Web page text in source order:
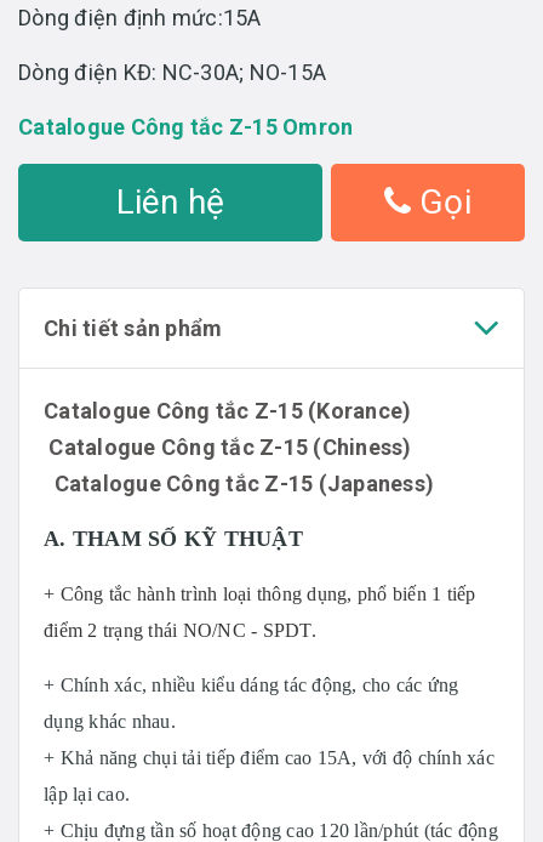
Dòng điện định mức:15A
Dòng điện KĐ: NC-30A; NO-15A
Catalogue Công tắc Z-15 Omron
Liên hệ Gọi
Chi tiết sản phẩm
Catalogue Công tắc Z-15 (Korance)
Catalogue Công tắc Z-15 (Chiness)
Catalogue Công tắc Z-15 (Japaness)
A. THAM SỐ KỸ THUẬT
+ Công tắc hành trình loại thông dụng, phổ biến 1 tiếp
điểm 2 trạng thái NO/NC - SPDT.
+ Chính xác, nhiều kiểu dáng tác động, cho các ứng
dụng khác nhau.
+ Khả năng chụi tải tiếp điểm cao 15A, với độ chính xác
lập lại cao.
+ Chịu đựng tần số hoạt động cao 120 lần/phút (tác động